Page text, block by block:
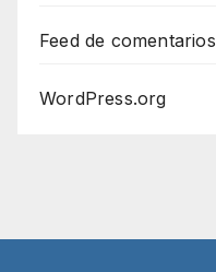
Feed de comentarios
WordPress.org